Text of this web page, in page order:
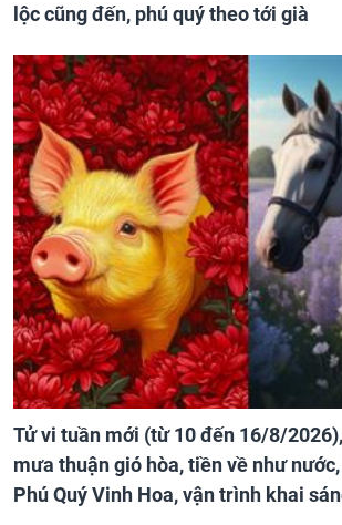
lộc cũng đến, phú quý theo tới già
Tử vi tuần mới (từ 10 đến 16/8/
mưa thuận gió hòa, tiền về như
Phú Quý Vinh Hoa, vận trình khai